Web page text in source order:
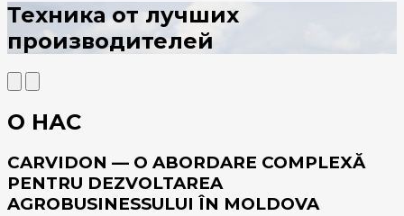
Техника от лучших
производителей
О НАС
CARVIDON — O ABORDARE COMPLEXĂ
PENTRU DEZVOLTAREA
AGROBUSINESSULUI ÎN MOLDOVA